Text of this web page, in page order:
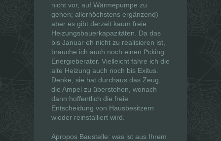
nicht vor, auf Wärmepumpe zu
gehen; allerhöchstens ergänzend)
aber es gibt derzeit kaum freie
Heizungsbauerkapazitäten. Da das
bis Januar eh nicht zu realisieren ist,
brauche ich auch noch einen f*cking
Energieberater. Vielleicht fahre ich die
alte Heizung auch noch bis Exitus.
Denke, sie hat durchaus das Zeug,
die Ampel zu überstehen, wonach
dann hoffentlich die freie
Entscheidung von Hausbesitzern
wieder reinstalliert wird.
Apropos Baustelle: was ist aus Ihrem